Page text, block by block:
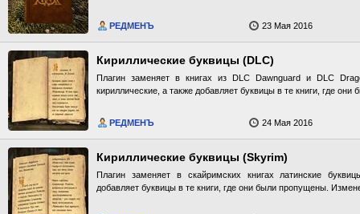
РЕДМЕНЪ 23 Мая 2016
Кириллические буквицы (DLC)
Плагин заменяет в книгах из DLC Dawnguard и DLC
кириллические, а также добавляет буквицы в те книги, где
РЕДМЕНЪ 24 Мая 2016
Кириллические буквицы (Skyrim)
Плагин заменяет в скайримских книгах латинские
добавляет буквицы в те книги, где они были пропущены.